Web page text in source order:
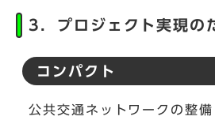
3．プロジェクト実現の
コンパクト
公共交通ネットワークの整